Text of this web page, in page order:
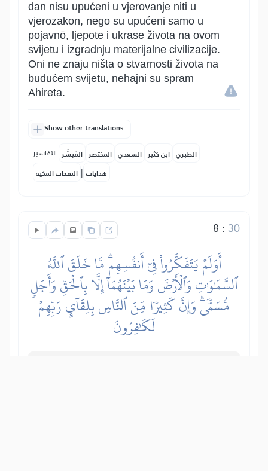
dan nisu upućeni u vjerovanje niti u
vjerozakon, nego su upućeni samo u
pojavnō, ljepote i ukrase života na ovom
svijetu i izgradnju materijalne civilizacije.
Oni ne znaju ništa o stvarnosti života na
budućem svijetu, nehajni su spram
Ahireta.
Show other translations
التفاسير: المُيسَّر المختصر السعدي ابن كثير الطبري
النفحات المكية | هدايات
8 : 30
أَوَلَمۡ يَتَفَكَّرُواْ فِيٓ أَنفُسِهِمۗ مَّا خَلَقَ ٱللَّهُ
ٱلسَّمَٰوَٰتِ وَٱلۡأَرۡضَ وَمَا بَيۡنَهُمَآ إِلَّا بِٱلۡحَقِّ وَأَجَلٖ
مُّسَمّٗىۗ وَإِنَّ كَثِيرٗا مِّنَ ٱلنَّاسِ بِلِقَآيِٕ رَبِّهِمۡ
لَكَٰفِرُونَ